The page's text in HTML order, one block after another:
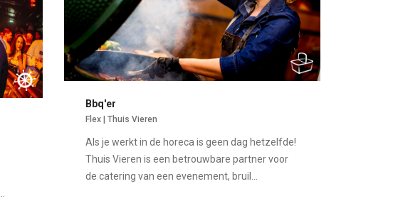
Bbq'er
Flex | Thuis Vieren
Als je werkt in de horeca is geen dag hetzelfde!
Thuis Vieren is een betrouwbare partner voor
de catering van een evenement, bruil...